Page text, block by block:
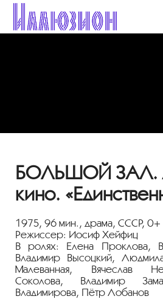
БОЛЬШОЙ ЗАЛ.
кино.
1975, 96 мин., драма, СССР, 0+
Режиссер: Иосиф Хейфиц
В ролях: Елена Проклова,
Владимир Высоцкий,
Малеванная, Вячеслав
Соколова, Владимир
Владимирова, Пётр Лобанов